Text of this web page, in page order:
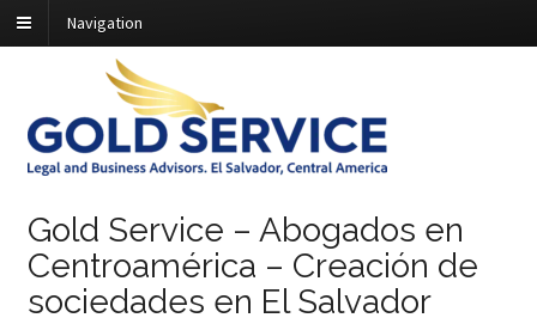
Navigation
Gold Service – Abogados en
Centroamérica – Creación de
sociedades en El Salvador